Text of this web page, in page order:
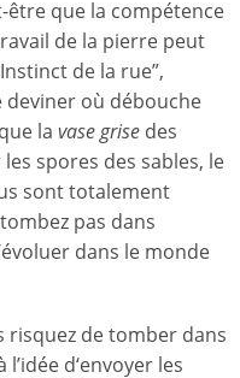
être que la compétence
de la pierre peut
de la rue”,
où débouche
la vase grise des
spores des sables, le
sont totalement
pas dans
dans le monde
risquez de tomber dans
d‘envoyer les